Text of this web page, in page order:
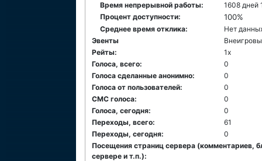
Время непрерывной работы:
1608 дней
Процент доступности:
100%
Среднее время отклика:
Нет
Эвенты
Рейты:
1x
Голоса, всего:
0
Голоса сделанные анонимно:
0
Голоса от пользователей:
0
СМС голоса:
0
Голоса, сегодня:
0
Переходы, всего:
61
Переходы, сегодня:
0
Посещения страниц сервера (комментариев,
сервере и т.п.):